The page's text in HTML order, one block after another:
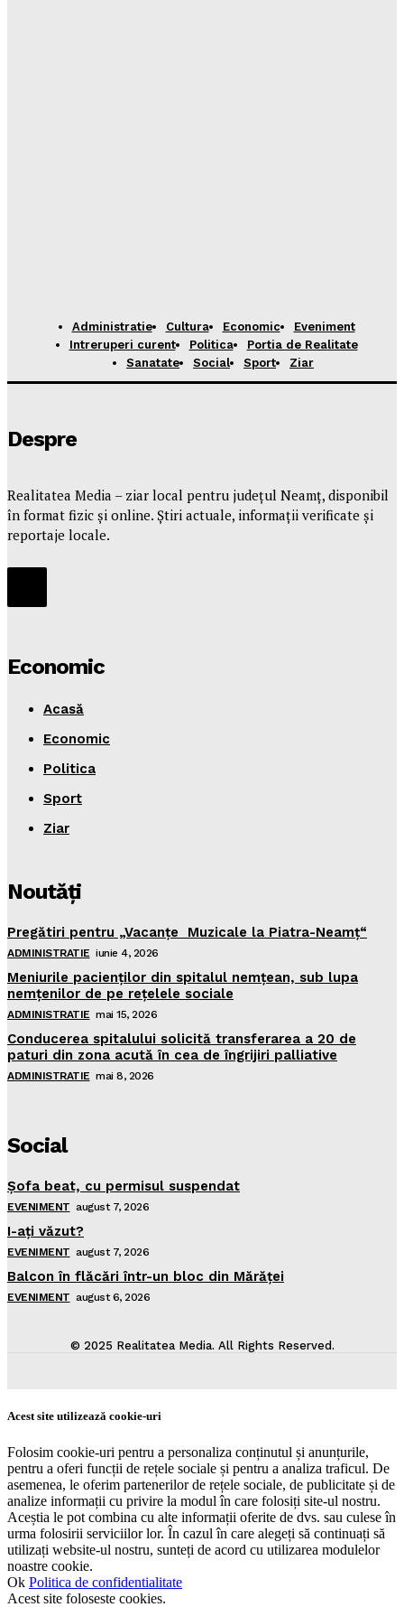
Administratie Cultura Economic
Eveniment
Intreruperi curent
Politica
Portia de Realitate
Sanatate
Social Sport Ziar
Despre
Realitatea Media – ziar local pentru județul Neamț, disponibil
în format fizic și online. Știri actuale, informații verificate și
reportaje locale.
Economic
Acasă
Economic
Politica
Sport
Ziar
Noutăţi
Pregătiri pentru „Vacanţe Muzicale la Piatra-Neamţ“
ADMINISTRATIE iunie 4, 2026
Meniurile pacienţilor din spitalul nemţean, sub lupa
nemţenilor de pe reţelele sociale
ADMINISTRATIE mai 15, 2026
Conducerea spitalului solicită transferarea a 20 de
paturi din zona acută în cea de îngrijiri palliative
ADMINISTRATIE mai 8, 2026
Social
Şofa beat, cu permisul suspendat
EVENIMENT august 7, 2026
I-aţi văzut?
EVENIMENT august 7, 2026
Balcon în flăcări într-un bloc din Mărăţei
EVENIMENT august 6, 2026
© 2025 Realitatea Media. All Rights Reserved.
Acest site utilizează cookie-uri
Folosim cookie-uri pentru a personaliza conținutul și anunțurile,
pentru a oferi funcții de rețele sociale și pentru a analiza traficul. De
asemenea, le oferim partenerilor de rețele sociale, de publicitate și de
analize informații cu privire la modul în care folosiți site-ul nostru.
Aceștia le pot combina cu alte informații oferite de dvs. sau culese în
urma folosirii serviciilor lor. În cazul în care alegeți să continuați să
utilizați website-ul nostru, sunteți de acord cu utilizarea modulelor
noastre cookie.
Ok Politica de confidentialitate
Acest site foloseste cookies.